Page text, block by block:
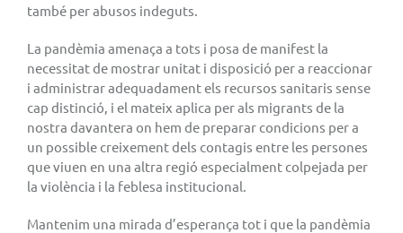
també per abusos indeguts.
La pandèmia amenaça a tots i posa de manifest la
necessitat de mostrar unitat i disposició per a reaccionar
i administrar adequadament els recursos sanitaris sense
cap distinció, i el mateix aplica per als migrants de la
nostra davantera on hem de preparar condicions per a
un possible creixement dels contagis entre les persones
que viuen en una altra regió especialment colpejada per
la violència i la feblesa institucional.
Mantenim una mirada d’esperança tot i que la pandèmia